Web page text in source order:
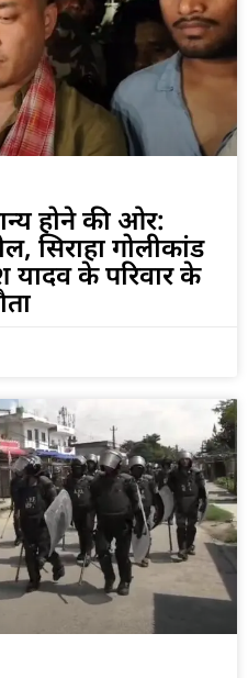
होने की ओर:
सिराहा गोलीकांड
के परिवार के